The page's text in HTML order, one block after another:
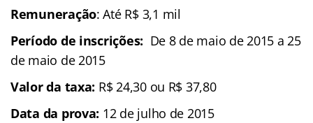
Remuneração: Até R$ 3,1 mil
Período de inscrições: De 8 de maio de 2015 a 25
de maio de 2015
Valor da taxa: R$ 24,30 ou R$ 37,80
Data da prova: 12 de julho de 2015